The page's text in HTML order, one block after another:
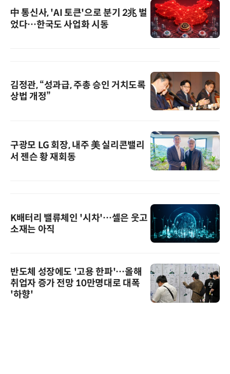
中 통신사, 'AI 토큰'으로 분기 2兆 벌
었다…한국도 사업화 시동
김정관, “성과급, 주총 승인 거치도록
상법 개정”
구광모 LG 회장, 내주 美 실리콘밸리
서 젠슨 황 재회동
K배터리 밸류체인 '시차'…셀은 웃고
소재는 아직
반도체 성장에도 '고용 한파'…올해
취업자 증가 전망 10만명대로 대폭
'하향'